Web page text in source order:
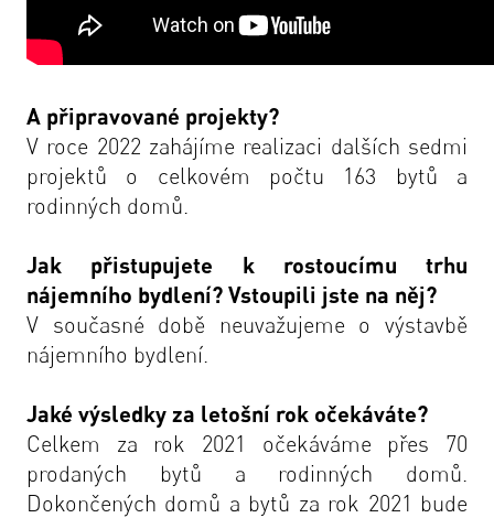
A připravované projekty?
V roce 2022 zahájíme realizaci dalších sedmi
projektů o celkovém počtu 163 bytů a
rodinných domů.
Jak přistupujete k rostoucímu trhu
nájemního bydlení? Vstoupili jste na něj?
V současné době neuvažujeme o výstavbě
nájemního bydlení.
Jaké výsledky za letošní rok očekáváte?
Celkem za rok 2021 očekáváme přes 70
prodaných bytů a rodinných domů.
Dokončených domů a bytů za rok 2021 bude